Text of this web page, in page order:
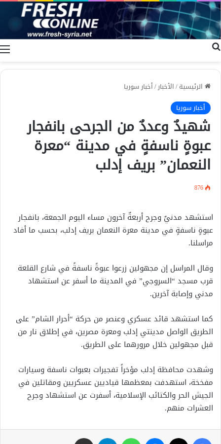
الرئيسية/الأخبار/أخبار سوريا
أخبار سوريا
شهيدٌ وعددٌ من الجرحى بانفجار
عبوةٍ ناسفةٍ في مدينة “معرة
النعمان” بريف إدلب
876
استشهد مدنيٌ وجرح أربعةٌ آخرون مساء اليوم الجمعة، بانفجار
عبوةٍ ناسفةٍ في مدينة معرة النعمان بريف إدلب، بحسب ما أفاد
مراسلنا.
وقال المراسل إن مجهولين زرعوا عبوةً ناسفةً في شارع القلعة
قرب مسجد “السروجي” في المدينة ما أسفر عن استشهاد
مدني وإصابة آخرين.
كما استشهد قائد عسكري وعنصر من حركة “أحرار الشام” على
الطريق الواصل مدينتي إدلب ومعرة مصرين، في إطلاق نار من
قبل مجهولين خلال مرورهما على الطريق.
وشهدت محافظة إدلب مؤخراً تفجيرات بعبوات ناسفة وسيارات
مفخخة، استهدفت بمعظمها قياديين عسكريين ومقاتلين في
الجيش الحر والكتائب الإسلامية، أسفرت عن استشهاد وجرح
العشرات منهم.
فيسبوك ماسنجر واتساب تيلقرام